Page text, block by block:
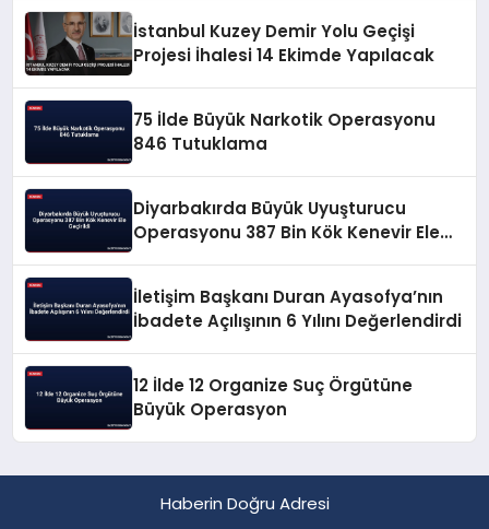
İstanbul Kuzey Demir Yolu Geçişi
Projesi İhalesi 14 Ekimde Yapılacak
75 İlde Büyük Narkotik Operasyonu
846 Tutuklama
Diyarbakırda Büyük Uyuşturucu
Operasyonu 387 Bin Kök Kenevir Ele
İletişim Başkanı Duran Ayasofya’nın
İbadete Açılışının 6 Yılını Değerlendirdi
12 İlde 12 Organize Suç Örgütüne
Büyük Operasyon
Haberin Doğru Adresi